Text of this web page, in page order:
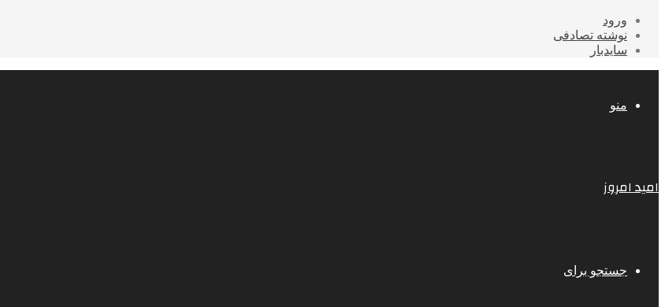
ورود
نوشته تصادفی
سایدبار
منو
امید امروز
جستجو برای